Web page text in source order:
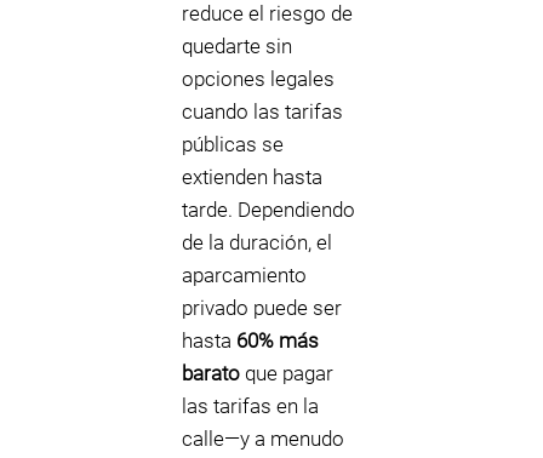
reduce el riesgo de
quedarte sin
opciones legales
cuando las tarifas
públicas se
extienden hasta
tarde. Dependiendo
de la duración, el
aparcamiento
privado puede ser
hasta 60% más
barato que pagar
las tarifas en la
calle—y a menudo